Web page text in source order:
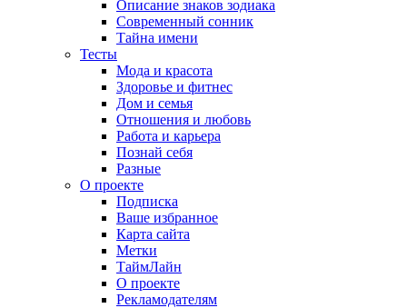
Описание знаков зодиака
Современный сонник
Тайна имени
Тесты
Мода и красота
Здоровье и фитнес
Дом и семья
Отношения и любовь
Работа и карьера
Познай себя
Разные
О проекте
Подписка
Ваше избранное
Карта сайта
Метки
ТаймЛайн
О проекте
Рекламодателям